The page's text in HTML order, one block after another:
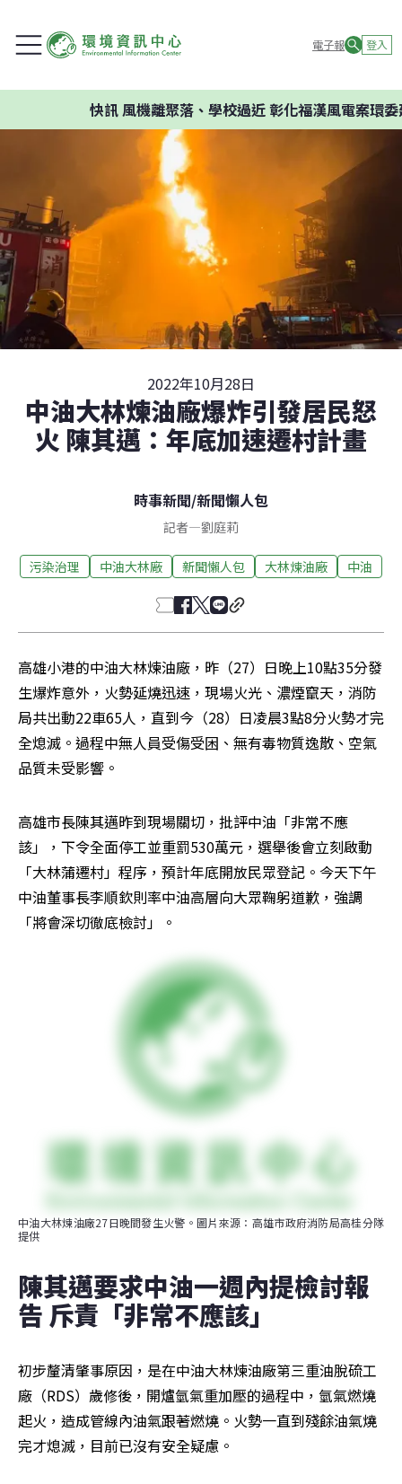
電子報 登入
風機離聚落、學校過近 彰化福漢風電案環委建議
2022年10月28日
中油大林煉油廠爆炸引發居民怒
火 陳其邁：年底加速遷村計畫
時事新聞/新聞懶人包
記者—劉庭莉
污染治理 中油大林廠 新聞懶人包 大林煉油廠 中油
高雄小港的中油大林煉油廠，昨（27）日晚上10點35分發
生爆炸意外，火勢延燒迅速，現場火光、濃煙竄天，消防
局共出動22車65人，直到今（28）日凌晨3點8分火勢才完
全熄滅。過程中無人員受傷受困、無有毒物質逸散、空氣
品質未受影響。
高雄市長陳其邁昨到現場關切，批評中油「非常不應
該」，下令全面停工並重罰530萬元，選舉後會立刻啟動
「大林蒲遷村」程序，預計年底開放民眾登記。今天下午
中油董事長李順欽則率中油高層向大眾鞠躬道歉，強調
「將會深切徹底檢討」。
中油大林煉油廠27日晚間發生火警。圖片來源：高雄市政府消防局高桂分隊
提供
陳其邁要求中油一週內提檢討報
告 斥責「非常不應該」
初步釐清肇事原因，是在中油大林煉油廠第三重油脫硫工
廠（RDS）歲修後，開爐氫氣重加壓的過程中，氫氣燃燒
起火，造成管線內油氣跟著燃燒。火勢一直到殘餘油氣燒
完才熄滅，目前已沒有安全疑慮。